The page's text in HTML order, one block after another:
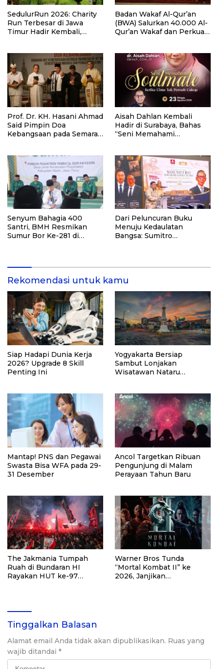
SedulurRun 2026: Charity
Run Terbesar di Jawa
Timur Hadir Kembali,
Santri dan Guru Honorer
Badan Wakaf Al-Qur’an
(BWA) Salurkan 40.000 Al-
Qur’an Wakaf dan Perkuat
Prof. Dr. KH. Hasani Ahmad
Said Pimpin Doa
Kebangsaan pada Semarak
dan Pemasyarakatan RI
Aisah Dahlan Kembali
Hadir di Surabaya, Bahas
“Seni Memahami
Senyum Bahagia 400
Santri, BMH Resmikan
Sumur Bor Ke-281 di
Dari Peluncuran Buku
Menuju Kedaulatan
Bangsa: Sumitro
Indonesia Emas 2045
Rekomendasi untuk kamu
Siap Hadapi Dunia Kerja
2026? Upgrade 8 Skill
Penting Ini
Yogyakarta Bersiap
Sambut Lonjakan
Wisatawan Nataru
Mantap! PNS dan Pegawai
Swasta Bisa WFA pada 29-
31 Desember
Ancol Targetkan Ribuan
Pengunjung di Malam
Perayaan Tahun Baru
The Jakmania Tumpah
Ruah di Bundaran HI
Rayakan HUT ke-97
Warner Bros Tunda
“Mortal Kombat II” ke
2026, Janjikan
Tinggalkan Balasan
Alamat email Anda tidak akan dipublikasikan. Ruas yang
wajib ditandai *